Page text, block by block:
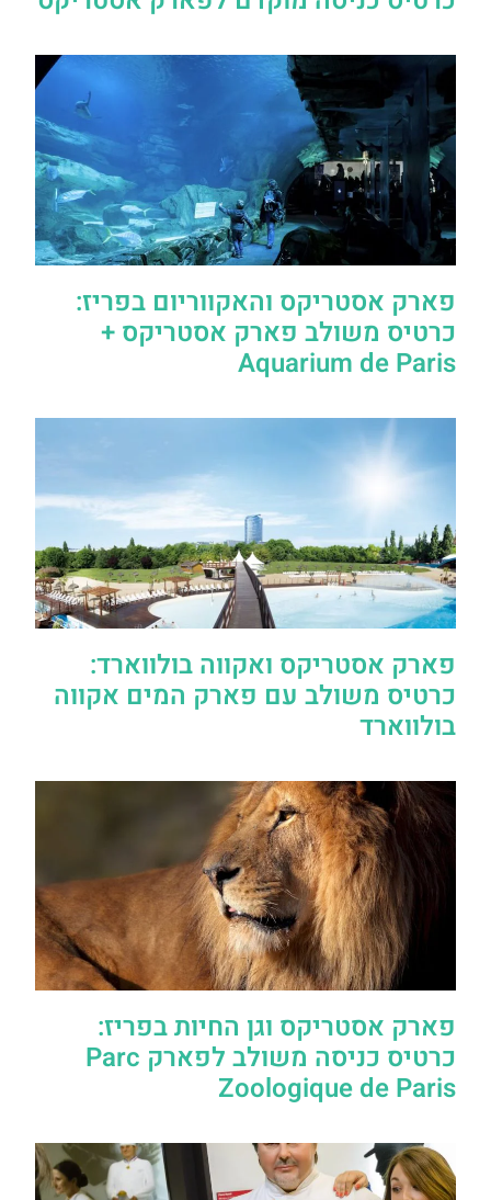
פארק אסטריקס והאקווריום בפריז:
כרטיס משולב פארק אסטריקס +
Aquarium de Paris
פארק אסטריקס ואקווה בולווארד:
כרטיס משולב עם פארק המים אקווה
בולווארד
פארק אסטריקס וגן החיות בפריז:
כרטיס כניסה משולב לפארק Parc
Zoologique de Paris